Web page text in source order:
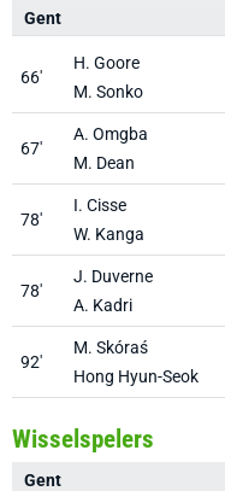
Gent
66'
H. Goore
M. Sonko
67'
A. Omgba
M. Dean
78'
I. Cisse
W. Kanga
78'
J. Duverne
A. Kadri
92'
M. Skóraś
Hong Hyun-Seok
Wisselspelers
Gent